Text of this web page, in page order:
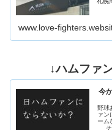
www.love-
↓ハムファ
今
野球
ァン
ーム